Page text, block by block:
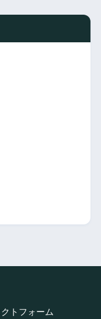
トフォーム